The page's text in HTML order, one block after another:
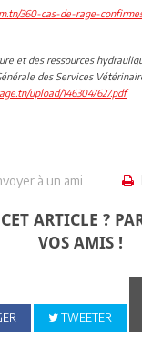
360-cas-de-rage-
et des ressources
des Services
upload/1463047627.pdf
à un ami
ARTICLE ?
VOS AMIS !
TWEETER